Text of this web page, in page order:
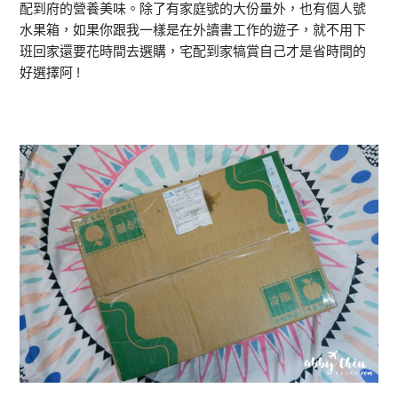
配到府的營養美味。除了有家庭號的大份量外，也有個人號
水果箱，如果你跟我一樣是在外讀書工作的遊子，就不用下
班回家還要花時間去選購，宅配到家犒賞自己才是省時間的
好選擇阿 !